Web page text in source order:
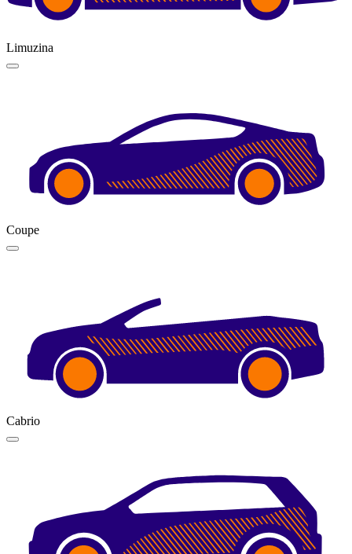
Limuzina
Coupe
Cabrio